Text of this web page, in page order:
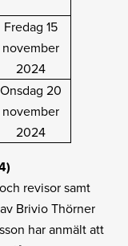
Fredag 15
november
2024
Onsdag 20
november
2024
revisor samt
Brivio Thörner
har anmält att